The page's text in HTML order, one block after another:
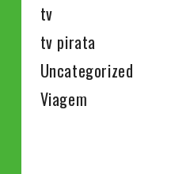
tv
tv pirata
Uncategorized
Viagem